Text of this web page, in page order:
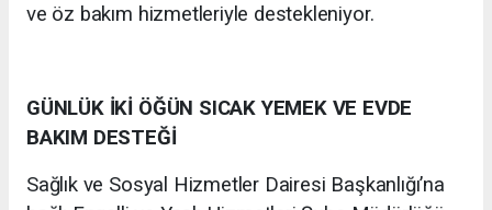
ve öz bakım hizmetleriyle destekleniyor.
GÜNLÜK İKİ ÖĞÜN SICAK YEMEK VE EVDE
BAKIM DESTEĞİ
Sağlık ve Sosyal Hizmetler Dairesi Başkanlığı’na